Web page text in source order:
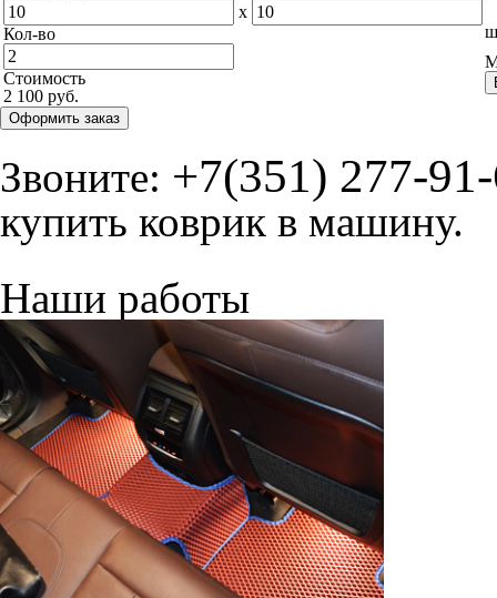
x
Кол-во
Стоимость
2 100 руб.
Оформить заказ
Звоните: +7(351) 277-
купить коврик в машину.
Наши работы